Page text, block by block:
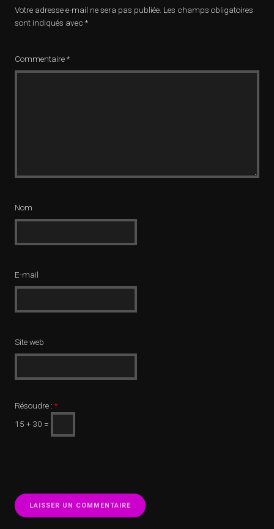
Votre adresse e-mail ne sera pas publiée. Les champs obligatoires
sont indiqués avec *
Commentaire*
Nom
E-mail
Site web
Résoudre : *
15 + 30 =